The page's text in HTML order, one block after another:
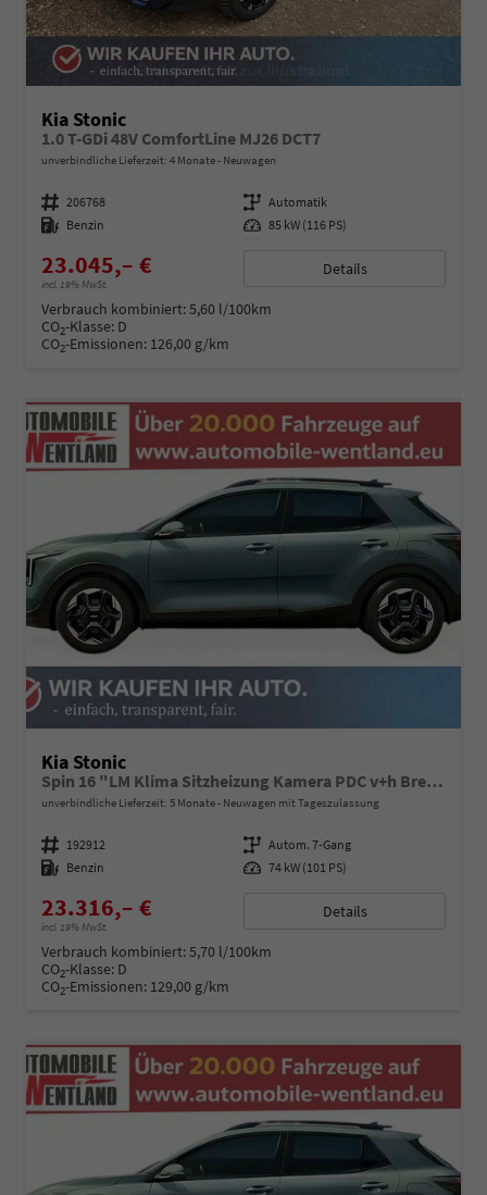
Kia Stonic
1.0 T-GDi 48V ComfortLine MJ26 DCT7
unverbindliche Lieferzeit: 4 Monate Neuwagen
Fahrzeugnummer 206768 Getriebe Automatik
Kraftstoff Benzin Leistung 85 kW (116 PS)
23.045,– €
incl. 19% MwSt.
Details
Verbrauch kombiniert:5,60 l/100km
CO2-Klasse: D
CO2-Emissionen: 126,00 g/km
Kia Stonic
Spin 16 "LM Klima Sitzheizung Kamera PDC v+h Bremsassistent Lenkradheizung
unverbindliche Lieferzeit: 5 Monate Neuwagen mit Tageszulassung
Fahrzeugnummer 192912 Getriebe Autom. 7-Gang
Kraftstoff Benzin Leistung 74 kW (101 PS)
23.316,– €
incl. 19% MwSt.
Details
Verbrauch kombiniert:5,70 l/100km
CO2-Klasse: D
CO2-Emissionen: 129,00 g/km